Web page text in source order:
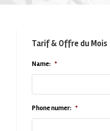
Tarif & Offre du Mois
Name: *
Phone numer: *